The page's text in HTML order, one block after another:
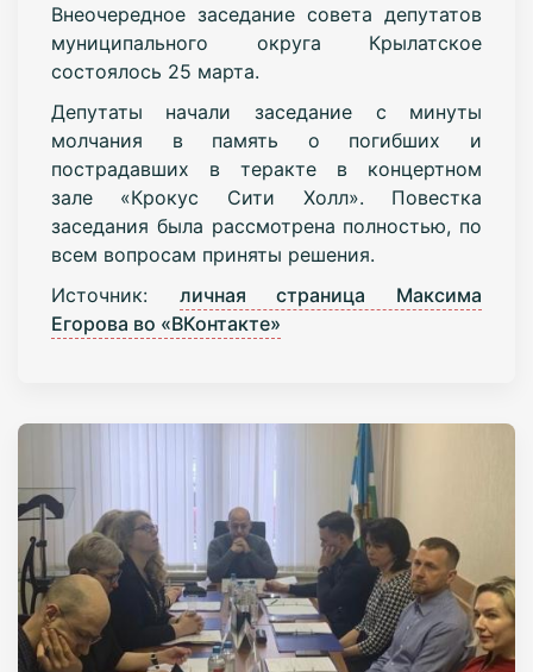
Внеочередное заседание совета депутатов
муниципального округа Крылатское
состоялось 25 марта.
Депутаты начали заседание с минуты
молчания в память о погибших и
пострадавших в теракте в концертном
зале «Крокус Сити Холл». Повестка
заседания была рассмотрена полностью, по
всем вопросам приняты решения.
Источник: личная страница Максима
Егорова во «ВКонтакте»